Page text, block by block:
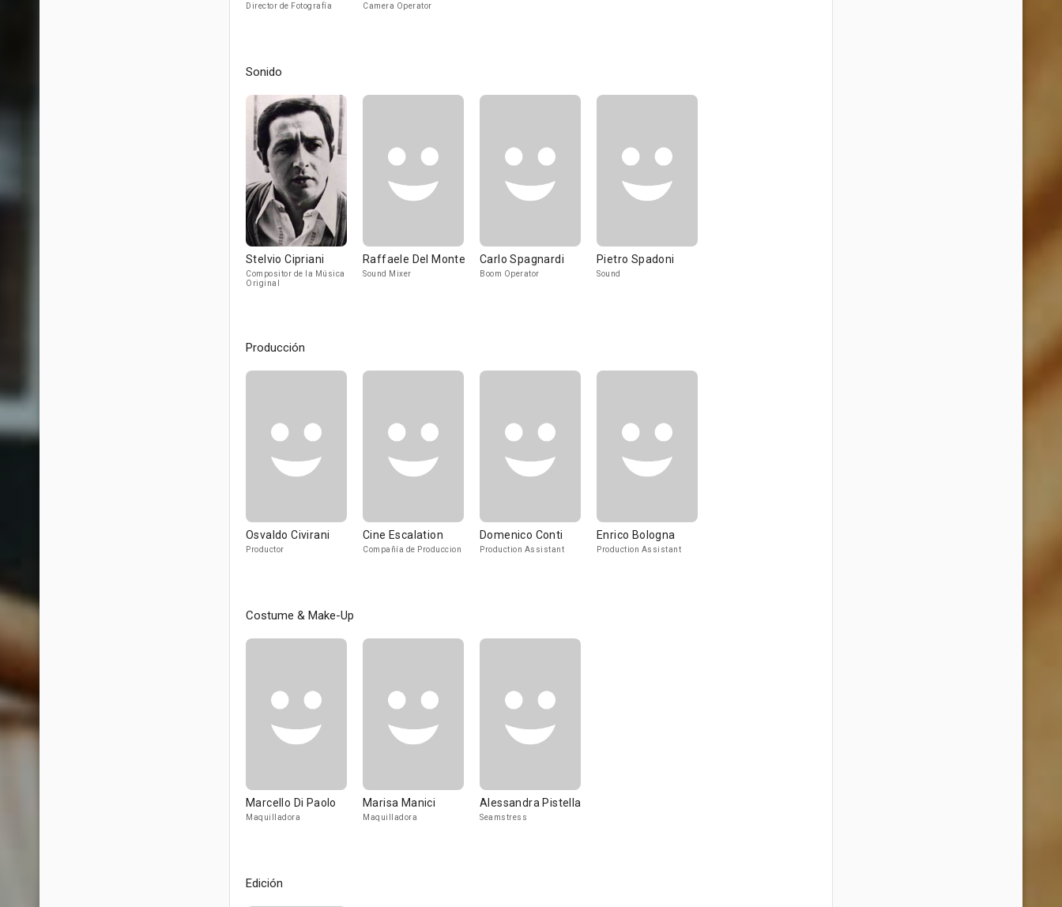
Director de Fotografía Camera Operator
Sonido
Stelvio Cipriani
Compositor de la Música
Original
Raffaele Del Monte
Sound Mixer
Carlo Spagnardi
Boom Operator
Pietro Spadoni
Sound
Producción
Osvaldo Civirani
Productor
Cine Escalation
Compañía de Produccion
Domenico Conti
Production Assistant
Enrico Bologna
Production Assistant
Costume & Make-Up
Marcello Di Paolo
Maquilladora
Marisa Manici
Maquilladora
Alessandra Pistella
Seamstress
Edición